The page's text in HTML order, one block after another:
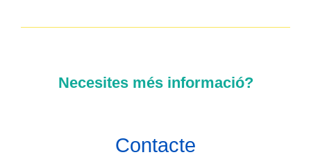
Necesites més informació?
Contacte